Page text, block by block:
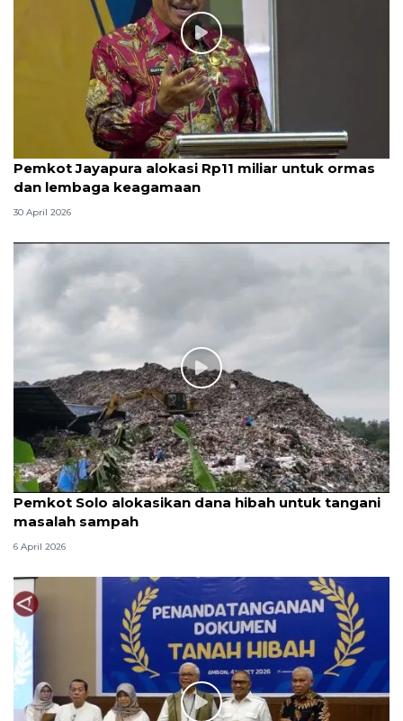
Pemkot Jayapura alokasi Rp11 miliar untuk ormas
dan lembaga keagamaan
30 April 2026
Pemkot Solo alokasikan dana hibah untuk tangani
masalah sampah
6 April 2026